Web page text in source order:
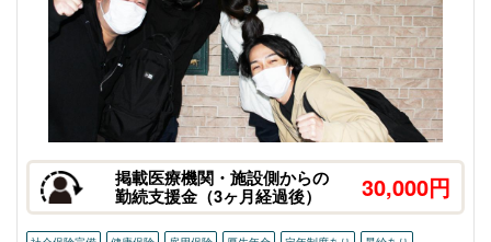
掲載医療機関・施設側からの
勤続支援金（3ヶ月経過後） 30,000円